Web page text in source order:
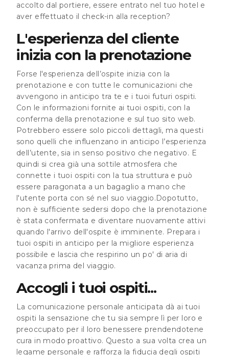
già una sottile
tuoi ospiti con
accolto dal portiere, essere entrato nel tuo hotel e
aver effettuato il check-in alla reception?
L'esperienza del cliente
inizia con la prenotazione
Forse l'esperienza dell’ospite inizia con la
prenotazione e con tutte le comunicazioni che
avvengono in anticipo tra te e i tuoi futuri ospiti.
Con le informazioni fornite ai tuoi ospiti, con la
conferma della prenotazione e sul tuo sito web.
Potrebbero essere solo piccoli dettagli, ma questi
sono quelli che influenzano in anticipo l’esperienza
dell’utente, sia in senso positivo che negativo. E
quindi si crea già una sottile atmosfera che
connette i tuoi ospiti con la tua struttura e può
essere paragonata a un bagaglio a mano che
l'utente porta con sé nel suo viaggio.Dopotutto,
non è sufficiente sedersi dopo che la prenotazione
è stata confermata e diventare nuovamente attivi
quando l'arrivo dell'ospite è imminente. Prepara i
tuoi ospiti in anticipo per la migliore esperienza
possibile e lascia che respirino un po' di aria di
vacanza prima del viaggio.
Accogli i tuoi ospiti...
La comunicazione personale anticipata dà ai tuoi
ospiti la sensazione che tu sia sempre lì per loro e
preoccupato per il loro benessere prendendotene
cura in modo proattivo. Questo a sua volta crea un
legame personale e rafforza la fiducia degli ospiti